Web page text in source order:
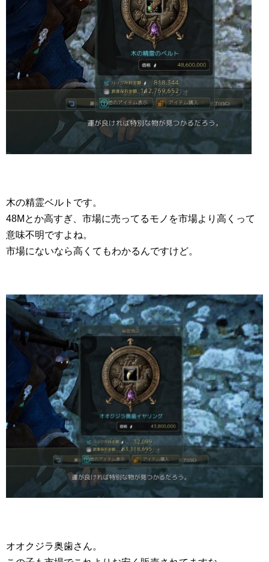
木の精霊ベルトです。
48Mとか高すぎ、市場に売ってるモノを市場より高くって
意味不明ですよね。
市場にないなら高くてもわかるんですけど。
オオクジラ奥歯さん。